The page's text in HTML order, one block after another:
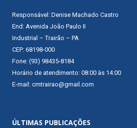
Responsável: Denise Machado Castro
End: Avenida João Paulo II
Industrial – Trairão – PA
CEP: 68198-000
Fone: (93) 98435-8184
Horário de atendimento: 08:00 às 14:00
E-mail: cmtrairao@gmail.com
ÚLTIMAS PUBLICAÇÕES